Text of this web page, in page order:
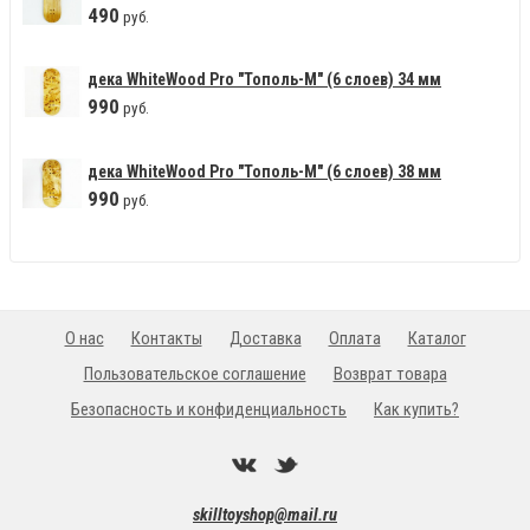
490 руб.
дека WhiteWood Pro "Тополь-М" (6 слоев) 34 мм
990 руб.
дека WhiteWood Pro "Тополь-М" (6 слоев) 38 мм
990 руб.
skilltoyshop@mail.ru
О нас Контакты Доставка Оплата
Каталог
Пользовательское соглашение
Возврат товара
Безопасность и конфиденциальность
Как купить?